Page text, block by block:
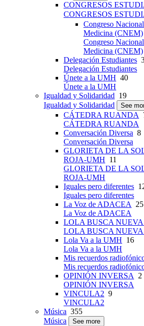
CONGRESOS
CONGRESOS
Congreso
Medicina (CNEM)
Congreso
Medicina (CNEM)
Delegación Estudiantes
Delegación Estudiantes
Únete a la UMH 40
Únete a la UMH
Igualdad y Solidaridad 19
Igualdad y Solidaridad
See
CÁTEDRA RUANDA
CÁTEDRA RUANDA
Conversación Diversa 8
Conversación Diversa
GLORIETA DE LA
ROJA-UMH 11
GLORIETA DE LA
ROJA-UMH
Iguales pero diferentes
Iguales pero diferentes
La Voz de ADACEA
25
La Voz de ADACEA
LOLA BUSCA
LOLA BUSCA
Lola Va a la UMH 16
Lola Va a la UMH
Mis recuerdos
Mis recuerdos
OPINIÓN INVERSA
2
OPINIÓN INVERSA
VINCULA2 9
VINCULA2
Música 355
Música
See more